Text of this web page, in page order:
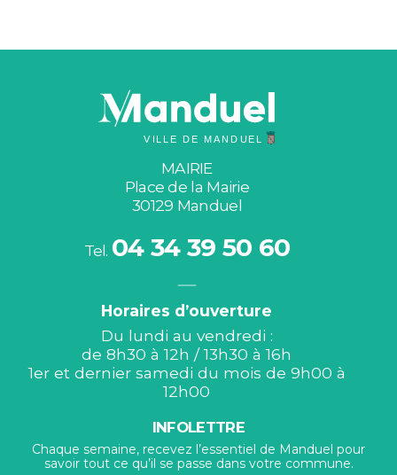
MAIRIE
Place de la Mairie
30129 Manduel
Tel. 04 34 39 50 60
Horaires d’ouverture
Du lundi au vendredi :
de 8h30 à 12h / 13h30 à 16h
1er et dernier samedi du mois de 9h00 à
12h00
INFOLETTRE
Chaque semaine, recevez l’essentiel de Manduel pour
savoir tout ce qu’il se passe dans votre commune.